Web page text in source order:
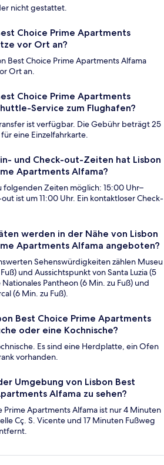
nicht gestattet.
Choice Prime Apartments
vor Ort an?
Best Choice Prime Apartments Alfama
Ort an.
Choice Prime Apartments
Service zum Flughafen?
ist verfügbar. Die Gebühr beträgt 25
eine Einzelfahrkarte.
und Check-out-Zeiten hat Lisbon
Apartments Alfama?
folgenden Zeiten möglich: 15:00 Uhr–
ist um 11:00 Uhr. Ein kontaktloser Check-
werden in der Nähe von Lisbon
Apartments Alfama angeboten?
Sehenswürdigkeiten zählen Museu
und Aussichtspunkt von Santa Luzia (5
Nationales Pantheon (6 Min. zu Fuß) und
(6 Min. zu Fuß).
Best Choice Prime Apartments
oder eine Kochnische?
Es sind eine Herdplatte, ein Ofen
vorhanden.
Umgebung von Lisbon Best
Alfama zu sehen?
Prime Apartments Alfama ist nur 4 Minuten
Cç. S. Vicente und 17 Minuten Fußweg